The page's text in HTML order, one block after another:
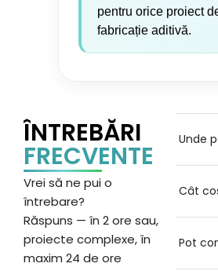
pentru orice proiect
fabricație aditivă.
ÎNTREBĂRI
FRECVENTE
Vreisă ne pui o
întrebare?
Răspuns — în 2 ore sau,
proiecte complexe, în
maxim 24 de ore
Unde
Cât
Pot